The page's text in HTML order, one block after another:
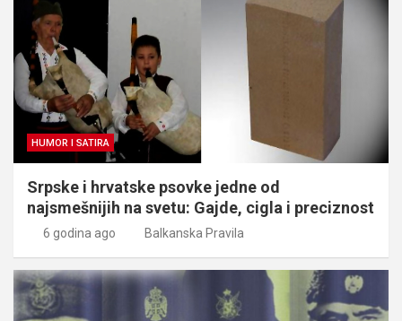
HUMOR I SATIRA
Srpske i hrvatske psovke jedne od
najsmešnijih na svetu: Gajde, cigla i preciznost
6 godina ago Balkanska Pravila